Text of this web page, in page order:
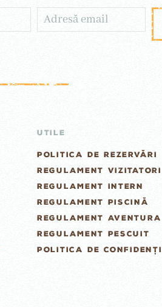
UTILE
POLITICA DE REZERVĂRI
REGULAMENT VIZITATORI
REGULAMENT INTERN
REGULAMENT PISCINĂ
REGULAMENT
REGULAMENT PESCUIT
POLITICA DE